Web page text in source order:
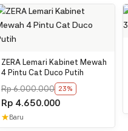
ZERA Lemari Kabinet Mewah
4 Pintu Cat Duco Putih
Rp6.000.000 23%
Rp4.650.000
★Baru